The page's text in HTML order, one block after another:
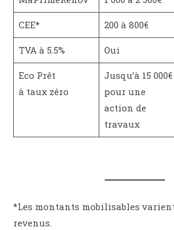
CEE* 200 à 800€
TVA à 5.5% Oui
Eco Prêt
à taux zéro
Jusqu’à 15 000€
pour une
action de
travaux
*Les montants mobilisables
revenus.